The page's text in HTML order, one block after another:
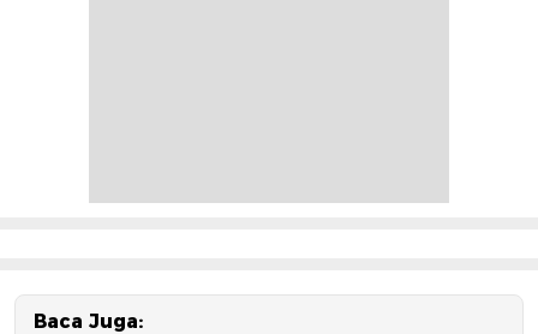
Baca Juga: